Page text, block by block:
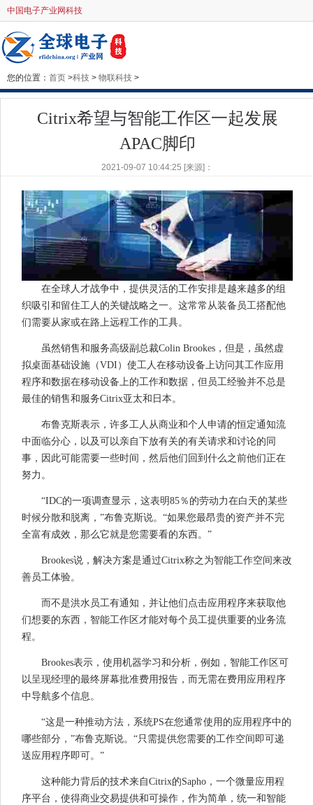
中国电子产业网科技
您的位置： 首页 >科技 > 物联科技 >
Citrix希望与智能工作区一起发展
APAC脚印
2021-09-07 10:44:25 [来源]：
在全球人才战争中，提供灵活的工作安排是越来越多的组
织吸引和留住工人的关键战略之一。这常常从装备员工搭配他
们需要从家或在路上远程工作的工具。
虽然销售和服务高级副总裁Colin Brookes，但是，虽然虚
拟桌面基础设施（VDI）使工人在移动设备上访问其工作应用
程序和数据在移动设备上的工作和数据，但员工经验并不总是
最佳的销售和服务Citrix亚太和日本。
布鲁克斯表示，许多工人从商业和个人申请的恒定通知流
中面临分心，以及可以亲自下放有关的有关请求和讨论的同
事，因此可能需要一些时间，然后他们回到什么之前他们正在
努力。
“IDC的一项调查显示，这表明85％的劳动力在白天的某些
时候分散和脱离，”布鲁克斯说。“如果您最昂贵的资产并不完
全富有成效，那么它就是您需要看的东西。”
Brookes说，解决方案是通过Citrix称之为智能工作空间来改
善员工体验。
而不是洪水员工有通知，并让他们点击应用程序来获取他
们想要的东西，智能工作区才能对每个员工提供重要的业务流
程。
Brookes表示，使用机器学习和分析，例如，智能工作区可
以呈现经理的最终屏幕批准费用报告，而无需在费用应用程序
中导航多个信息。
“这是一种推动方法，系统PS在您通常使用的应用程序中的
哪些部分，”布鲁克斯说。“只需提供您需要的工作空间即可递
送应用程序即可。”
这种能力背后的技术来自Citrix的Sapho，一个微量应用程
序平台，使得商业交易提供和可操作，作为简单，统一和智能